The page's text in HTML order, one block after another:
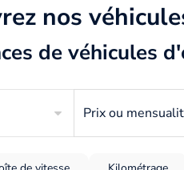
nos
de véhicules
Prix ou